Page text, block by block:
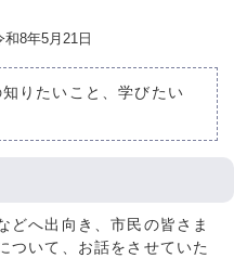
8年5月21日
りたいこと、学びたい
へ出向き、市民の皆さま
ついて、お話をさせていた